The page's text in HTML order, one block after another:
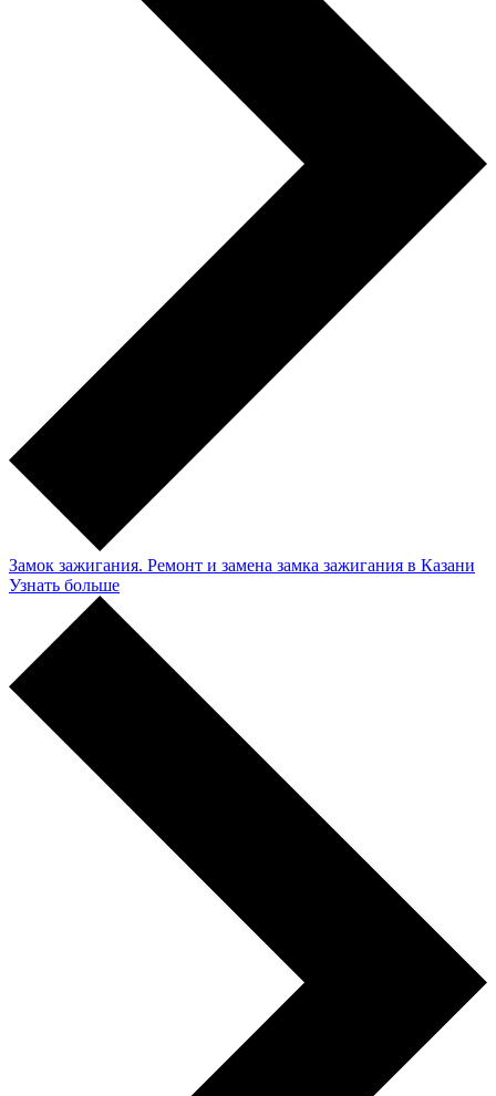
Замок зажигания. Ремонт и замена замка зажигания в Казани
Узнать больше